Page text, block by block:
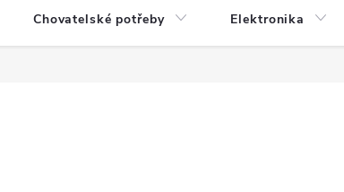
Chovatelské potřeby Elektronika